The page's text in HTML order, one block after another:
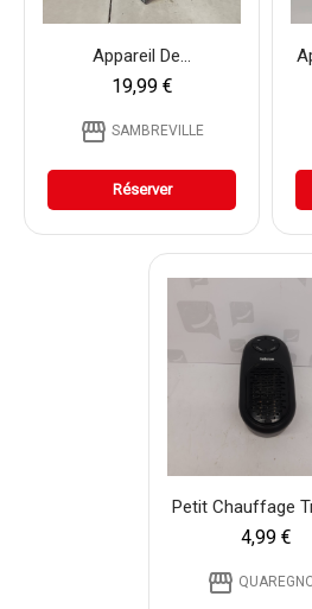
Appareil De...
19,99 €
storefront SAMBREVILLE
Réserver
Petit Chauffage
4,99 €
storefront